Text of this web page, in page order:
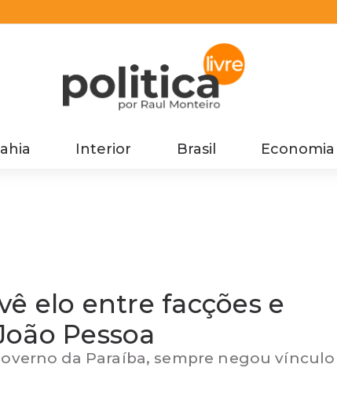
Interior Brasil Economia
elo entre facções e
Pessoa
da Paraíba, sempre negou vínculo